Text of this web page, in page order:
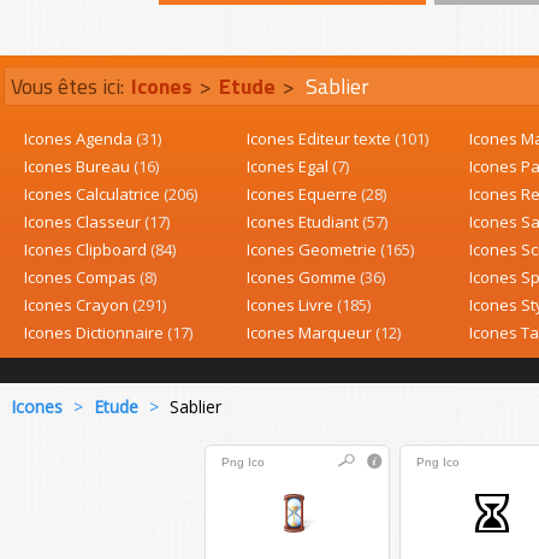
Vous êtes ici: Icones > Etude > Sablier
Icones Agenda (31)
Icones Bureau (16)
Icones Calculatrice (206)
Icones Classeur(17)
Icones Clipboard (84)
Icones Compas (8)
Icones Crayon (291)
Icones Dictionnaire (17)
Icones Editeur texte (101)
Icones Egal (7)
Icones Equerre (28)
Icones Etudiant(57)
Icones Geometrie (165)
Icones Gomme (36)
Icones Livre (185)
Icones Marqueur (12)
Icones
Icones
Icones
Icones
Icones
Icones
Icones
Icones
Icones > Etude > Sablier
Png Ico Png Ico